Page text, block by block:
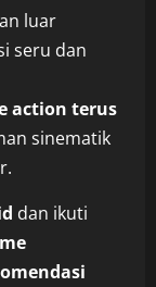
luar
seru dan
action terus
sinematik
dan ikuti